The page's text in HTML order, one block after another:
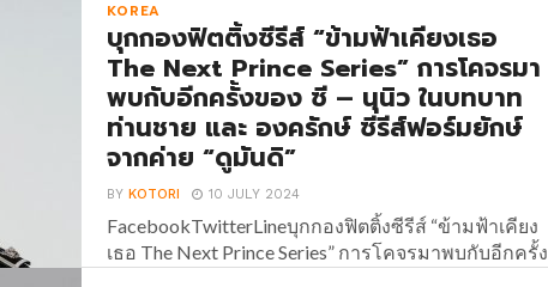
ยอดศิลปินในเทศกาลดนตรีแห่งความทรงจำ! เตรียม
ตัวให้พร้อมสำหรับค่ำคืนแห่งความทรงจำครั้งแรกใน
กรุงเทพฯ! เทศกาลดนตรีที่รวบรวมศิลปินสุดฮอต และ
เป็นที่นิยมทั้งประเทศไทย และประเทศเกาหลีใต้ โดยผู้
จัด Rockski Live นำทัพศิลปินด้วย Lucas (ลูคัส) ซูเปอร์
สตาร์ KPOP กับการคัมแบคเดี่ยวในไทยครั้งแรกที่ทุก
คนรอคอย, Jimmy Brown นักร้อง Indie R&B สัญชาติ
เกาหลี ที่ทัวร์คอนเสิร์ตไปทั่วโลก...
KOREA
บุกกองฟิตติ้งซีรีส์ “ข้ามฟ้าเคียงเธอ
The Next Prince Series” การโคจรมา
พบกับอีกครั้งของ ซี – นุนิว ในบทบาท
ท่านชาย และ องครักษ์ ซีรีส์ฟอร์มยักษ์
จากค่าย “ดูมันดิ”
BYKOTORI 10 JULY 2024
FacebookTwitterLineบุกกองฟิตติ้งซีรีส์ “ข้ามฟ้าเคียง
เธอ The Next Prince Series” การโคจรมาพบกับอีกครั้ง